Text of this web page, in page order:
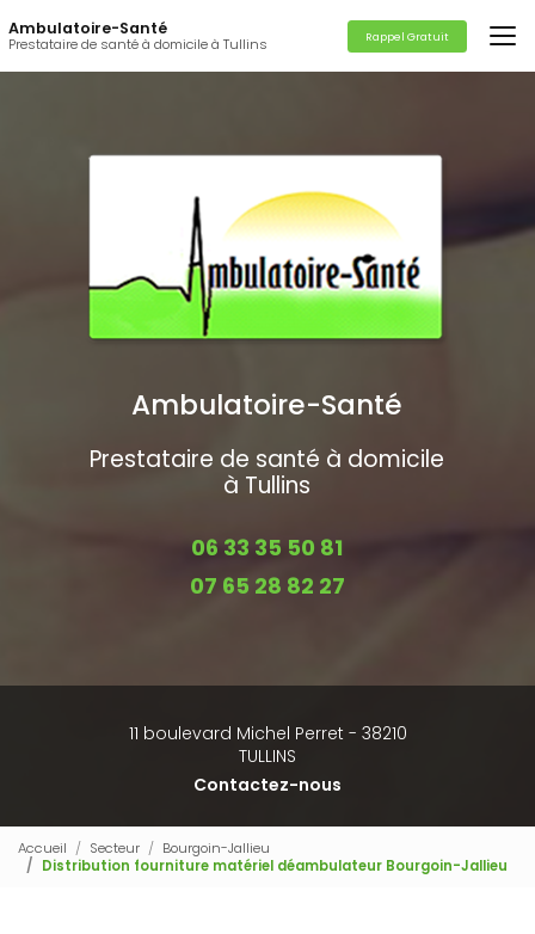
au
contenu
principal
Ambulatoire-Santé
Prestataire de santé à domicile à Tullins Rappel Gratuit
Ambulatoire-Santé
Prestataire de santé à domicile
à Tullins
06 33 35 50 81
07 65 28 82 27
11 boulevard Michel Perret - 38210
TULLINS
Contactez-nous
Accueil Secteur
Bourgoin-Jallieu
Distribution fourniture matériel déambulateur Bourgoin-Jallieu